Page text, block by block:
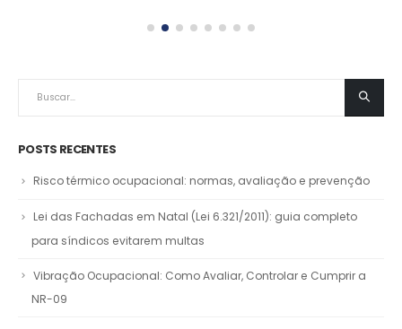
POSTS RECENTES
Risco térmico ocupacional: normas, avaliação e prevenção
Lei das Fachadas em Natal (Lei 6.321/2011): guia completo
para síndicos evitarem multas
Vibração Ocupacional: Como Avaliar, Controlar e Cumprir a
NR-09